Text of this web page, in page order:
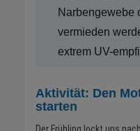
Narbengewebe
vermieden
extrem UV-
Aktivität: Den
starten
Der Frühling lockt uns